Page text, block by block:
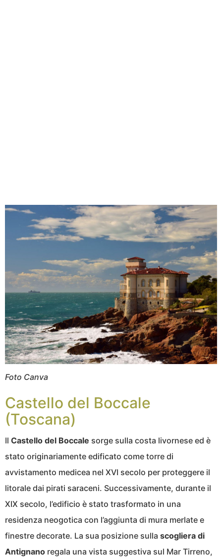
Foto Canva
Castello del Boccale
(Toscana)
Il Castello del Boccale sorge sulla costa livornese ed è
stato originariamente edificato come torre di
avvistamento medicea nel XVI secolo per proteggere il
litorale dai pirati saraceni. Successivamente, durante il
XIX secolo, l’edificio è stato trasformato in una
residenza neogotica con l’aggiunta di mura merlate e
finestre decorate. La sua posizione sulla scogliera di
Antignano regala una vista suggestiva sul Mar Tirreno,